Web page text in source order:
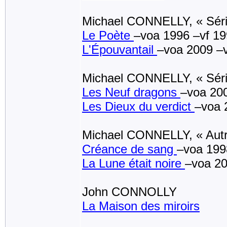
Michael CONNELLY, «
Le Poète –voa 1996 –vf
L'Épouvantail –voa 2009
Michael CONNELLY, «
Les Neuf dragons –voa
Les Dieux du verdict –voa
Michael CONNELLY, «
Créance de sang –voa
La Lune était noire –voa
John CONNOLLY
La Maison des miroirs